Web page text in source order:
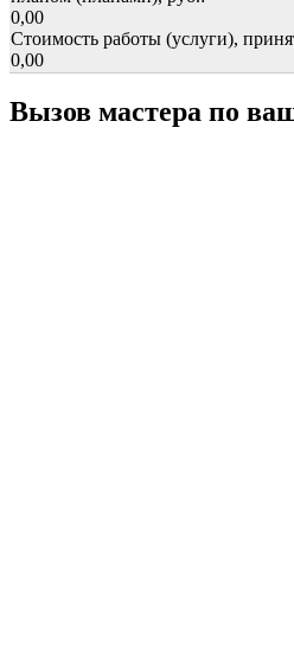
0,00
Стоимость работы (услуги),
0,00
Вызов мастера по